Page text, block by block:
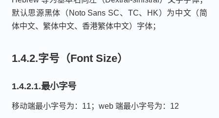
默认思源黑体（Noto Sans SC、TC、HK）为中文（简
体中文、繁体中文、香港繁体中文）字体；
1.4.2.字号（Font Size）
1.4.2.1.最小字号
移动端最小字号为：11；web 端最小字号为：12